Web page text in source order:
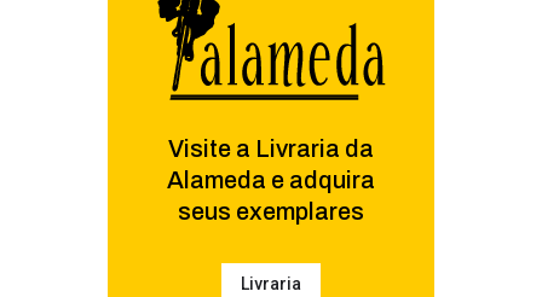
Visite a Livraria da
Alameda e adquira
seus exemplares
Livraria